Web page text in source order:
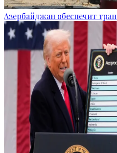
Азербайджан обеспечит